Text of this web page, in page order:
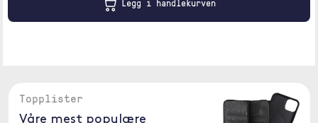
Legg i handlekurven
Topplister
Våre mest populære